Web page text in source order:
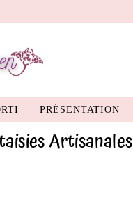
PRÉSENTATION
Artisanales